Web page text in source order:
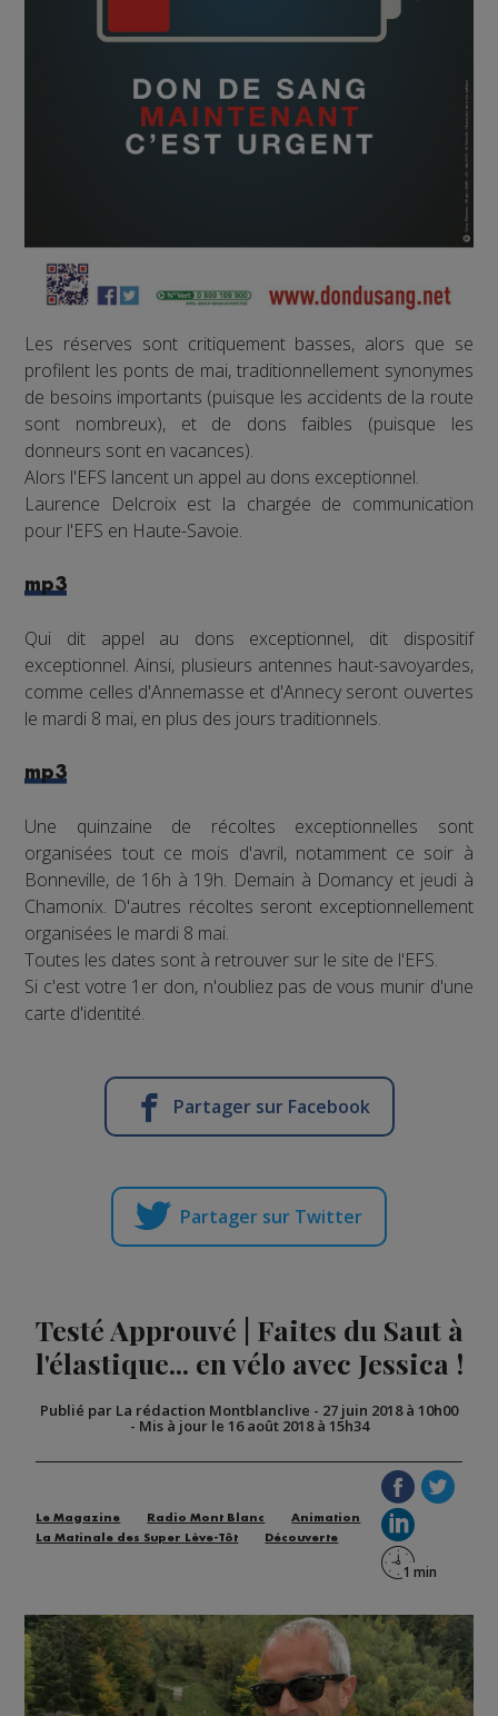
Les réserves sont critiquement basses, alors que se
profilent les ponts de mai, traditionnellement synonymes
de besoins importants (puisque les accidents de la route
sont nombreux), et de dons faibles (puisque les
donneurs sont en vacances).
Alors l'EFS lancent un appel au dons exceptionnel.
Laurence Delcroix est la chargée de communication
pour l'EFS en Haute-Savoie.
mp3
Qui dit appel au dons exceptionnel, dit dispositif
exceptionnel. Ainsi, plusieurs antennes haut-savoyardes,
comme celles d'Annemasse et d'Annecy seront ouvertes
le mardi 8 mai, en plus des jours traditionnels.
mp3
Une quinzaine de récoltes exceptionnelles sont
organisées tout ce mois d'avril, notamment ce soir à
Bonneville, de 16h à 19h. Demain à Domancy et jeudi à
Chamonix. D'autres récoltes seront exceptionnellement
organisées le mardi 8 mai.
Toutes les dates sont à retrouver sur le site de l'EFS.
Si c'est votre 1er don, n'oubliez pas de vous munir d'une
carte d'identité.
Partager sur Facebook
Partager sur Twitter
Testé Approuvé | Faites du Saut à
l'élastique... en vélo avec Jessica !
Publié par La rédaction Montblanclive - 27 juin 2018 à 10h00
- Mis à jour le 16 août 2018 à 15h34
Le Magazine Radio Mont Blanc
Animation
La Matinale des Super Lève-Tôt
Découverte